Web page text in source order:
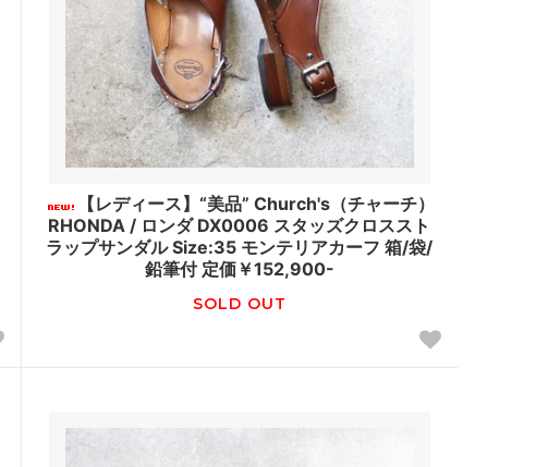
【レディース】“美品” Church's（チャーチ）
RHONDA / ロンダ DX0006 スタッズクロススト
ラップサンダル Size:35 モンテリアカーフ 箱/袋/
鉛筆付 定価￥152,900-
SOLD OUT